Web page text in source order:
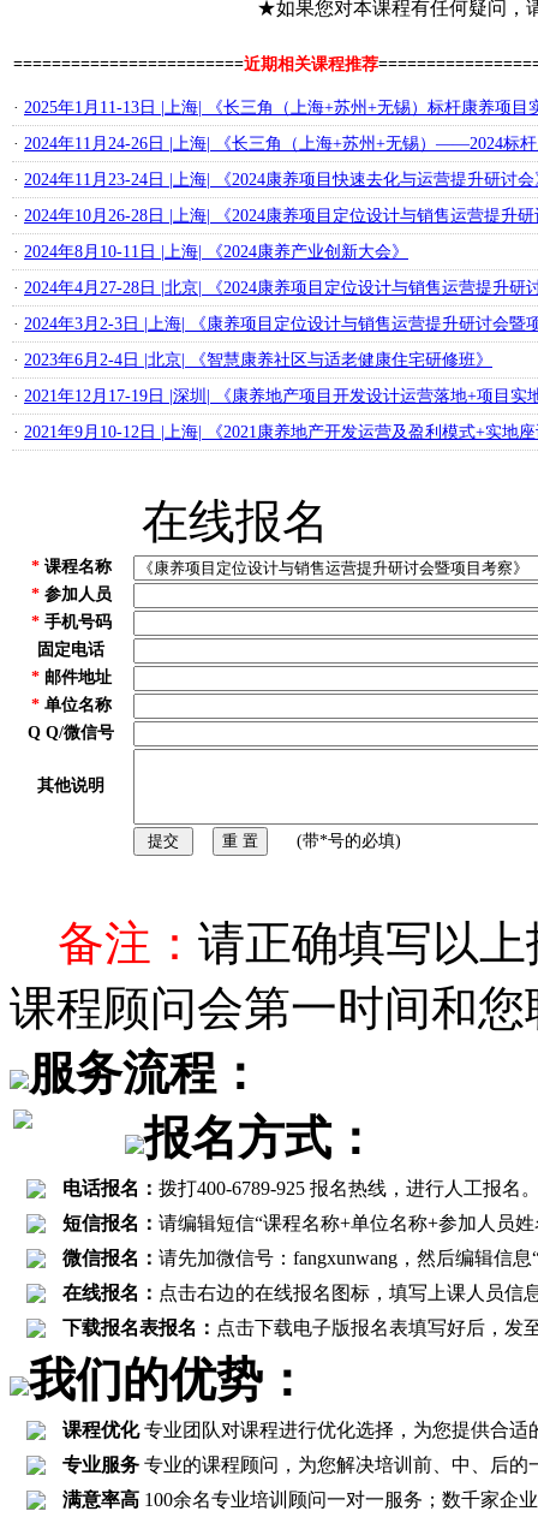
★如果您对本课程有任何疑问，
========================近期相关课程推荐
· 2025年1月11-13日 |上海| 《长三角（上海+苏州+无锡）标杆康养项目
· 2024年11月24-26日 |上海| 《长三角（上海+苏州+无锡）——2024标
· 2024年11月23-24日 |上海| 《2024康养项目快速去化与运营提升研讨会
· 2024年10月26-28日 |上海| 《2024康养项目定位设计与销售运营提升
· 2024年8月10-11日 |上海| 《2024康养产业创新大会》
· 2024年4月27-28日 |北京| 《2024康养项目定位设计与销售运营提升研
· 2024年3月2-3日 |上海| 《康养项目定位设计与销售运营提升研讨会暨
· 2023年6月2-4日 |北京| 《智慧康养社区与适老健康住宅研修班》
· 2021年12月17-19日 |深圳| 《康养地产项目开发设计运营落地+项目实
· 2021年9月10-12日 |上海| 《2021康养地产开发运营及盈利模式+实地
在线报名
*课程名称
*参加人员
*手机号码
固定电话
*邮件地址
*单位名称
Q Q/微信号
其他说明
(带*号的必填)
备注： 请正确填写以
课程顾问会第一时间和
服务流程：
报名方式：
电话报名： 拨打400-6789-925 报名热线，进行人工报
短信报名： 请编辑短信“课程名称+单位名称+参加人员
微信报名： 请先加微信号：fangxunwang，然后编辑信
在线报名： 点击右边的在线报名图标，填写上课人员信
下载报名表报名： 点击下载电子版报名表填写好后，发
我们的优势：
课程优化专业团队对课程进行优化选择，为您提供合适
专业服务 专业的课程顾问，为您解决培训前、中、后的
满意率高 100余名专业培训顾问一对一服务；数千家企